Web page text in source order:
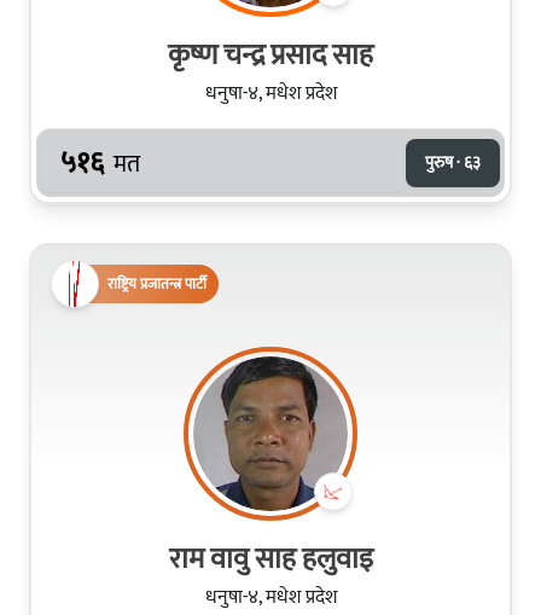
कृष्ण चन्द्र प्रसाद साह
धनुषा-४, मधेश प्रदेश
५१६ मत पुरुष · ६३
राष्ट्रिय प्रजातन्त्र पार्टी
राम वावु साह हलुवाइ
धनुषा-४, मधेश प्रदेश